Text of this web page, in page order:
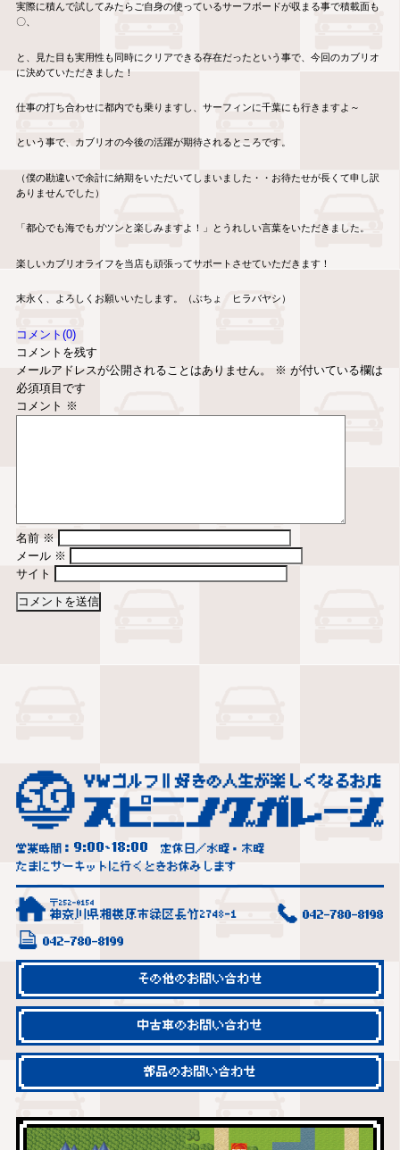
実際に積んで試してみたらご自身の使っているサーフボードが収まる事で積載面も
〇、
と、見た目も実用性も同時にクリアできる存在だったという事で、今回のカブリオ
に決めていただきました！
仕事の打ち合わせに都内でも乗りますし、サーフィンに千葉にも行きますよ～
という事で、カブリオの今後の活躍が期待されるところです。
（僕の勘違いで余計に納期をいただいてしまいました・・お待たせが長くて申し訳
ありませんでした）
「都心でも海でもガツンと楽しみますよ！」とうれしい言葉をいただきました。
楽しいカブリオライフを当店も頑張ってサポートさせていただきます！
末永く、よろしくお願いいたします。（ぶちょ ヒラバヤシ）
コメント(0)
コメントを残す
メールアドレスが公開されることはありません。
※ が付いている欄は
必須項目です
コメント ※
名前 ※
メール ※
サイト
営業時間： 9:00~18:00
定休日／水曜・木曜
たまにサーキットに行くときお休みします
〒252-0154
神奈川県相模原市緑区長竹2748-1 042-780-8198
042-780-8199
その他のお問い合わせ
中古車のお問い合わせ
部品のお問い合わせ